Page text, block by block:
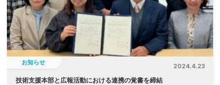
お知らせ
2024.4.23
技術支援本部と広報活動における連携の覚書を締結